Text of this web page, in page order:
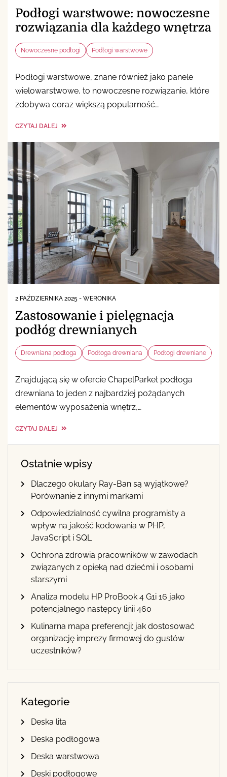
Podłogi warstwowe: nowoczesne
rozwiązania dla każdego wnętrza
Nowoczesne podłogi Podłogi warstwowe
Podłogi warstwowe, znane również jako panele
wielowarstwowe, to nowoczesne rozwiązanie, które
zdobywa coraz większą popularność…
CZYTAJ DALEJ
2 PAŹDZIERNIKA 2025 - WERONIKA
Zastosowanie i pielęgnacja
podłóg drewnianych
Drewniana podłoga Podłoga drewniana Podłogi drewniane
Znajdującą się w ofercie ChapelParket podłoga
drewniana to jeden z najbardziej pożądanych
elementów wyposażenia wnętrz,…
CZYTAJ DALEJ
Ostatnie wpisy
Dlaczego okulary Ray-Ban są wyjątkowe?
Porównanie z innymi markami
Odpowiedzialność cywilna programisty a
wpływ na jakość kodowania w PHP,
JavaScript i SQL
Ochrona zdrowia pracowników w zawodach
związanych z opieką nad dziećmi i osobami
starszymi
Analiza modelu HP ProBook 4 G1i 16 jako
potencjalnego następcy linii 460
Kulinarna mapa preferencji: jak dostosować
organizację imprezy firmowej do gustów
uczestników?
Kategorie
Deska lita
Deska podłogowa
Deska warstwowa
Deski podłogowe